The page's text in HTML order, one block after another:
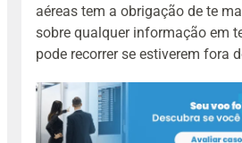
aéreas tem a obrigação de te
sobre qualquer informação em
pode recorrer se estiverem fora